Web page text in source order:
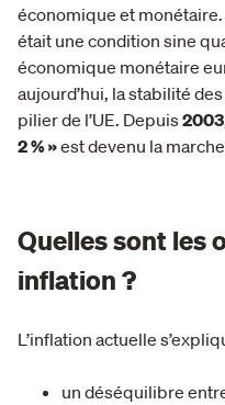
économique et
était une condition sine
économique monétaire
aujourd’hui, la stabilité
pilier de l’UE. Depuis2003
2 % »est devenu la
Quelles sont les
inflation ?
L’inflation actuelle
un déséquilibre